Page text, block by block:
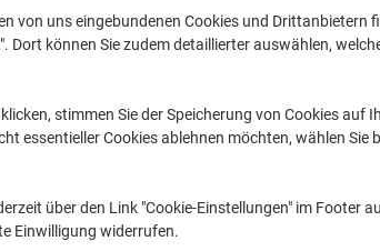
von uns eingebundenen Cookies und Drittanbietern
Dort können Sie zudem detaillierter auswählen,
stimmen Sie der Speicherung von Cookies auf
essentieller Cookies ablehnen möchten, wählen Sie
über den Link "Cookie-Einstellungen" im Footer
Einwilligung widerrufen.